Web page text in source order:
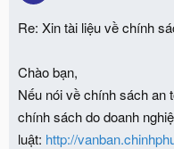
Re: Xin tài liệu về chính
Chào bạn,
Nếu nói về chính sách an
chính sách do doanh
luật: http://